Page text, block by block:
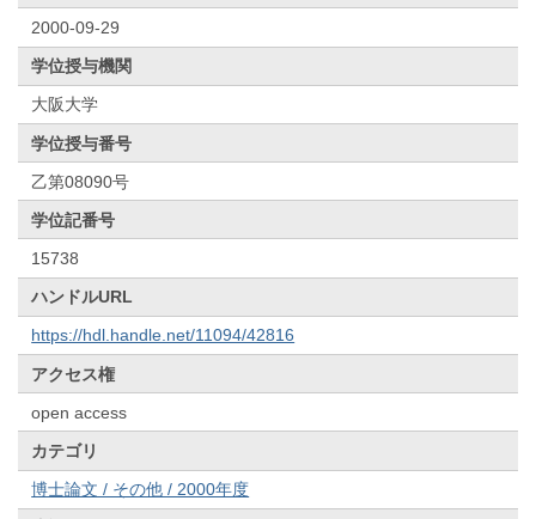
2000-09-29
学位授与機関
大阪大学
学位授与番号
乙第08090号
学位記番号
15738
ハンドルURL
https://hdl.handle.net/11094/42816
アクセス権
open access
カテゴリ
博士論文 / その他 / 2000年度